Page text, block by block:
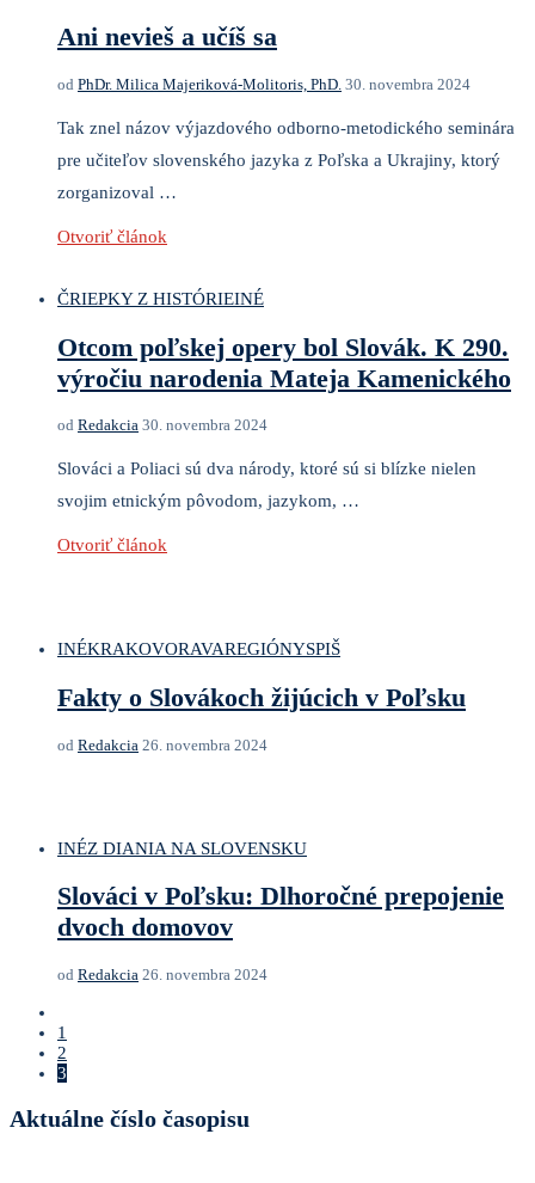
Ani nevieš a učíš sa
od PhDr. Milica Majeriková-Molitoris, PhD. 30. novembra 2024
Tak znel názov výjazdového odborno-metodického seminára
pre učiteľov slovenského jazyka z Poľska a Ukrajiny, ktorý
zorganizoval …
Otvoriť článok
ČRIEPKY Z HISTÓRIEINÉ
Otcom poľskej opery bol Slovák. K 290.
výročiu narodenia Mateja Kamenického
od Redakcia 30. novembra 2024
Slováci a Poliaci sú dva národy, ktoré sú si blízke nielen
svojim etnickým pôvodom, jazykom, …
Otvoriť článok
INÉKRAKOVORAVAREGIÓNYSPIŠ
Fakty o Slovákoch žijúcich v Poľsku
od Redakcia 26. novembra 2024
INÉZ DIANIA NA SLOVENSKU
Slováci v Poľsku: Dlhoročné prepojenie
dvoch domovov
od Redakcia 26. novembra 2024
1
2
3
Aktuálne číslo časopisu